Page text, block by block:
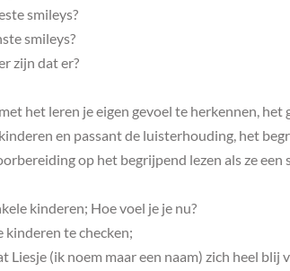
smileys?
smileys?
zijn dat er?
het leren je eigen gevoel te herkennen,
en passant de luisterhouding, het
op het begrijpend lezen als ze een
kinderen; Hoe voel je je nu?
kinderen te checken;
Liesje (ik noem maar een naam) zich heel blij